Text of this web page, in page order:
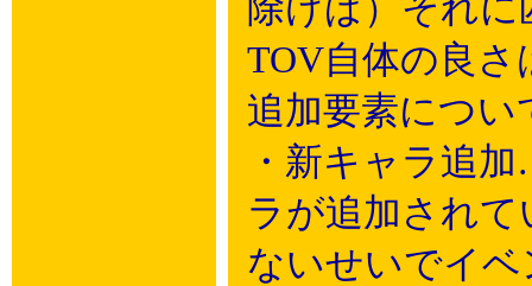
除けば）それ
TOV自体の良さ
追加要素につい
・新キャラ追
ラが追加され
ないせいでイ